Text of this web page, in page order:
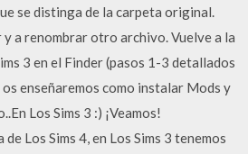
se distinga de la carpeta original.
a renombrar otro archivo. Vuelve a la
3 en el Finder (pasos 1-3 detallados
enseñaremos como instalar Mods y
Los Sims 3 :) ¡Veamos!
Los Sims 4, en Los Sims 3 tenemos